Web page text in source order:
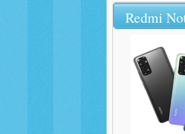
Redmi